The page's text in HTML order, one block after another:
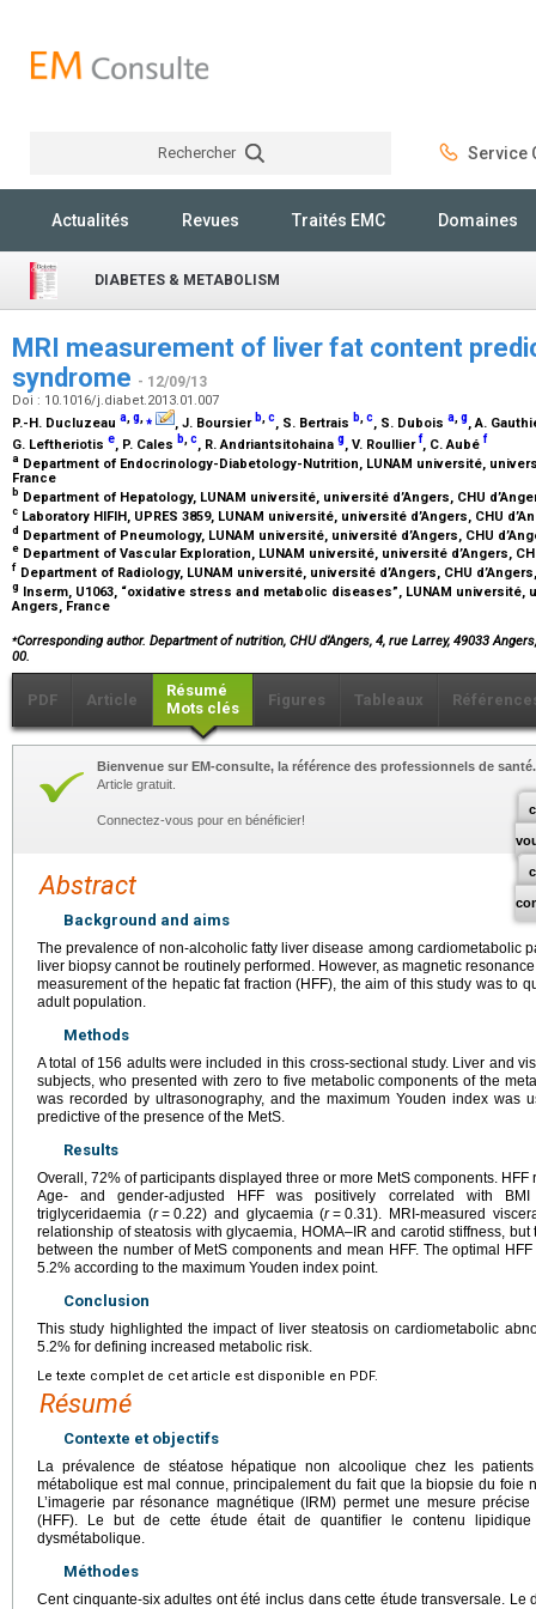
Rechercher Service
Actualités Revues Traités EMC Domaines
DIABETES & METABOLISM
MRI measurement of liver fat content
syndrome - 12/09/13
Doi : 10.1016/j.diabet.2013.01.007
P.-H. Ducluzeau a,g,⁎ , J. Boursier b,c, S. Bertrais b,c, S. Dubois a,g, A.
G. Leftheriotis e, P. Cales b c, R. Andriantsitohaina g, V. Roullierf, C. Aubé f
a Department of Endocrinology-Diabetology-Nutrition, LUNAM université,
France
b Department of Hepatology, LUNAM université, université d’Angers, CHU
c Laboratory HIFIH, UPRES 3859, LUNAM université, université d’Angers, CHU
d Department of Pneumology, LUNAM université, université d’Angers, CHU
e Department of Vascular Exploration, LUNAM université, université d’Angers,
f Department of Radiology, LUNAM université, université d’Angers, CHU
g Inserm, U1063, “oxidative stress and metabolic diseases”, LUNAM université,
Angers, France
⁎Corresponding author. Department of nutrition, CHU d’Angers, 4, rue Larrey, 49033
00.
PDF Article
Résumé
Mots clés
Figures Tableaux
Bienvenue sur EM-consulte, la référence des professionnels de santé.
Article gratuit.
Connectez-vous pour en bénéficier!
Abstract
Background and aims
The prevalence of non-alcoholic fatty liver disease among cardiometabolic
liver biopsy cannot be routinely performed. However, as magnetic
measurement of the hepatic fat fraction (HFF), the aim of this study was to
adult population.
Methods
A total of 156 adults were included in this cross-sectional study. Liver and
subjects, who presented with zero to five metabolic components of the
was recorded by ultrasonography, and the maximum Youden index was
predictive of the presence of the MetS.
Results
Overall, 72% of participants displayed three or more MetS components.
Age- and gender-adjusted HFF was positively correlated with
triglyceridaemia (r = 0.22) and glycaemia (r = 0.31). MRI-measured
relationship of steatosis with glycaemia, HOMA–IR and carotid stiffness,
between the number of MetS components and mean HFF. The optimal
5.2% according to the maximum Youden index point.
Conclusion
This study highlighted the impact of liver steatosis on cardiometabolic
5.2% for defining increased metabolic risk.
Le texte complet de cet article est disponible en PDF.
Résumé
Contexte et objectifs
La prévalence de stéatose hépatique non alcoolique chez les
métabolique est mal connue, principalement du fait que la biopsie du foie
L’imagerie par résonance magnétique (IRM) permet une mesure
(HFF). Le but de cette étude était de quantifier le contenu
dysmétabolique.
Méthodes
Cent cinquante-six adultes ont été inclus dans cette étude transversale. Le